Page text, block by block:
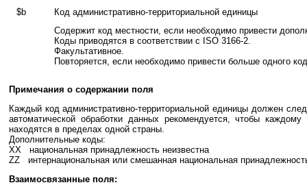
$b
Код административно-территориальной единицы
Содержит код местности, если необходимо привести
Коды приводятся в соответствии с ISO 3166-2.
Факультативное.
Повторяется, если необходимо привести больше одного
Примечания о содержании поля
Каждый код административно-территориальной единицы должен
автоматической обработки данных рекомендуется, чтобы
находятся в пределах одной страны.
Дополнительные коды:
XX национальная принадлежность неизвестна
ZZ интернациональная или смешанная национальная
Взаимосвязанные поля: